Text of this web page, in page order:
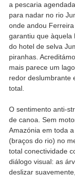
a pescaria
para nadar no rio
onde andou
garantiu que àquela
do hotel de selva
piranhas.
mais parece um
redor deslumbrante
total.
O sentimento anti-
de canoa. Sem
Amazónia em toda
(braços do rio) no
total conectividade
diálogo visual: as
deslizar